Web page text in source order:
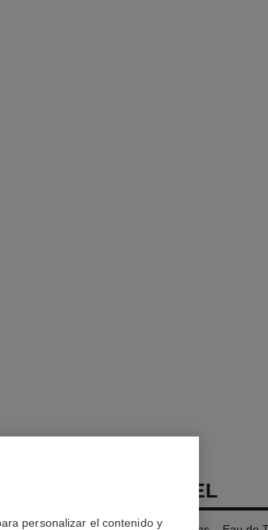
BLEU DE CHANEL
personalizar el contenido y